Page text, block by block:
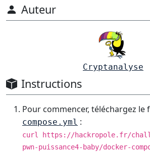
Auteur
Cryptanalyse
Instructions
Pour commencer, téléchargez le
compose.yml :
curl https://hackropole.fr/
pwn-puissance4-baby/docker-